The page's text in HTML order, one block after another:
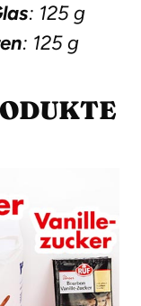
: 125 g
: 125 g